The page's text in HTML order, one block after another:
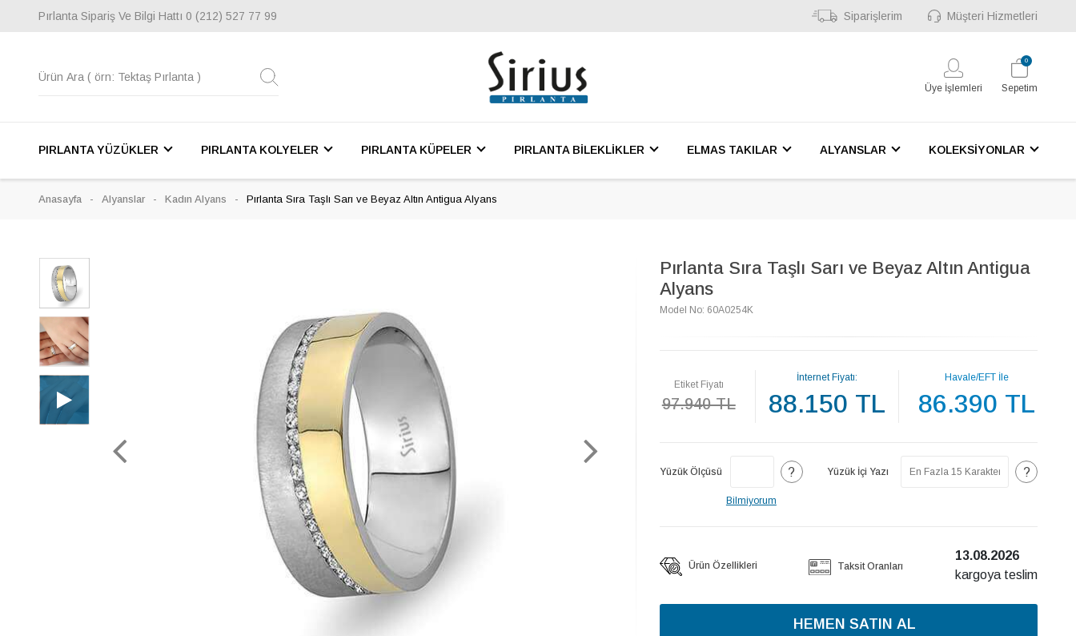
Pırlanta Sipariş Ve Bilgi Hattı 0 (212) 527 77 99 Siparişlerim Müşteri Hizmetleri
Üye İşlemleri Sepetim
0
PIRLANTA YÜZÜKLER PIRLANTA KOLYELER PIRLANTA KÜPELER PIRLANTA BİLEKLİKLER ELMAS TAKILAR ALYANSLAR KOLEKSİYONLAR
Anasayfa Alyanslar Kadın Alyans Pırlanta Sıra Taşlı Sarı ve Beyaz Altın Antigua Alyans
Pırlanta Sıra Taşlı Sarı ve Beyaz Altın Antigua
Alyans
Model No: 60A0254K
Etiket Fiyatı
97.940 TL
İnternet Fiyatı:
88.150 TL
Havale/EFT İle
86.390 TL
Yüzük Ölçüsü ?
Bilmiyorum
Yüzük İçi Yazı ?
Ürün Özellikleri Taksit Oranları
13.08.2026
kargoya teslim
HEMEN SATIN AL